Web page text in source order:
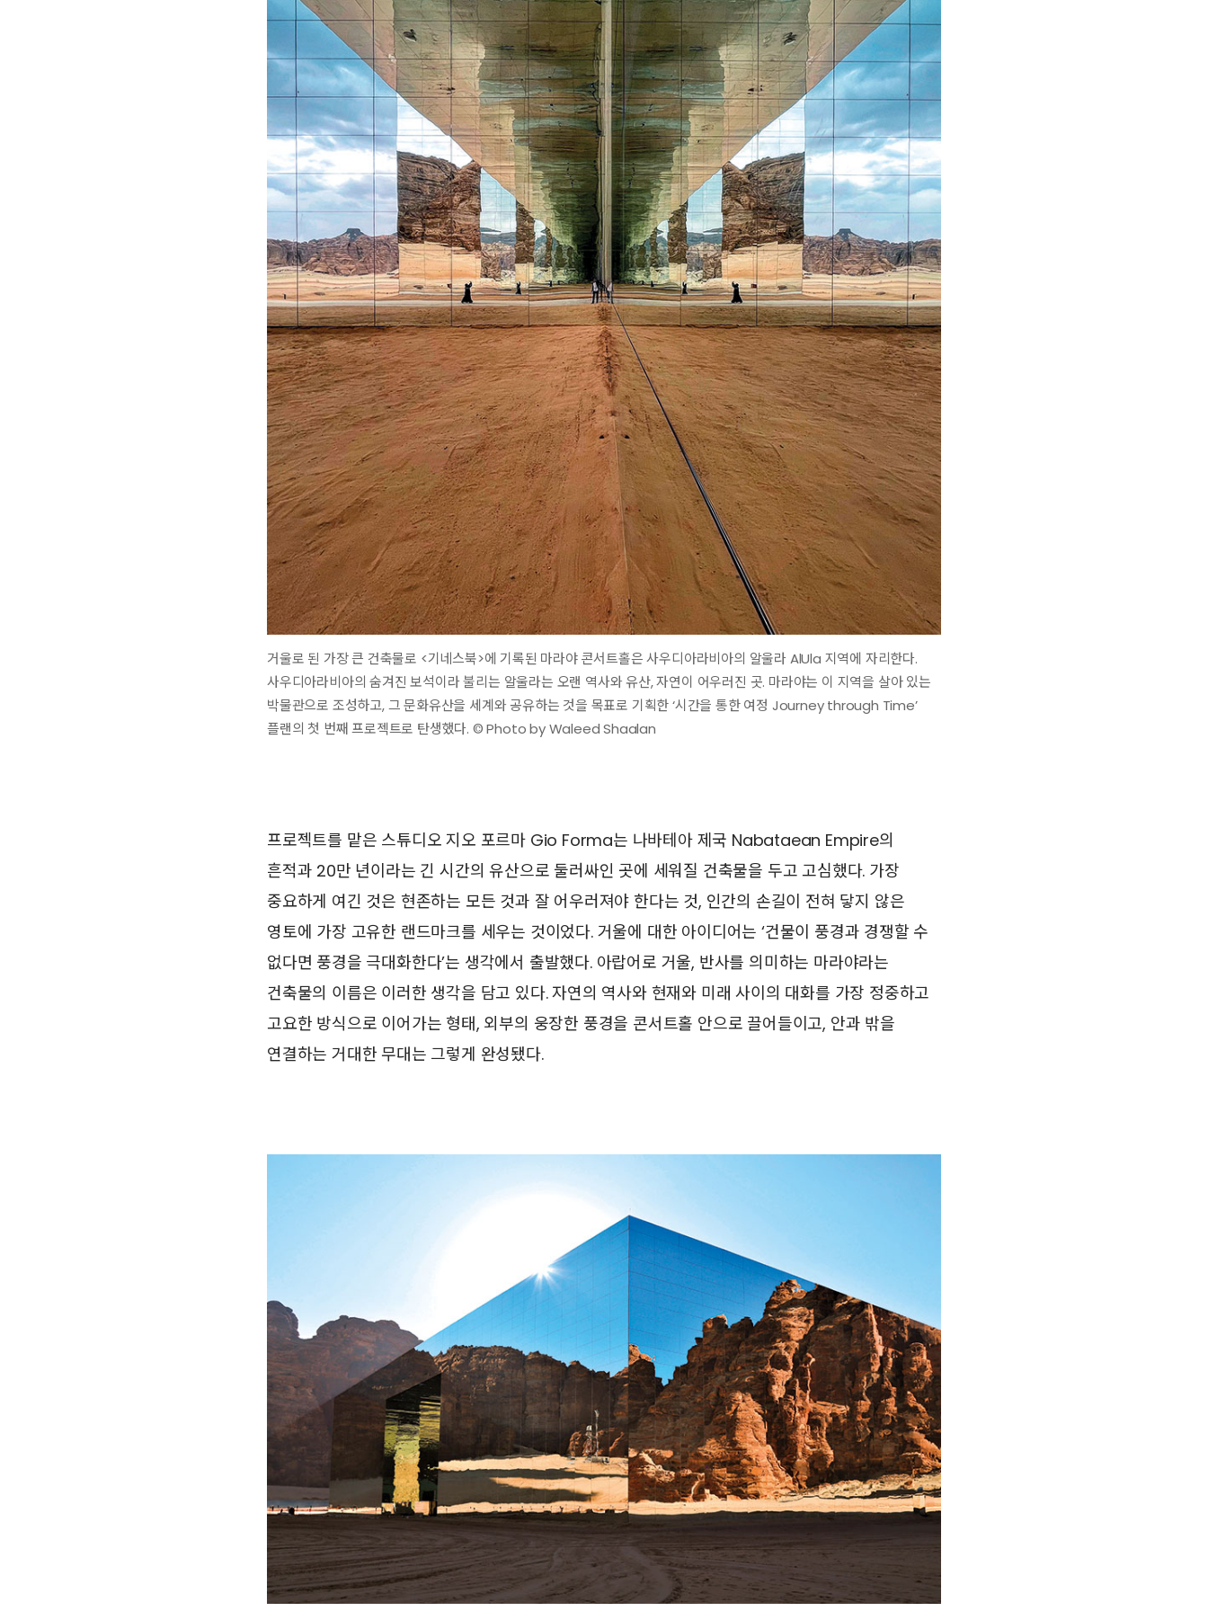
거울로 된 가장 큰 건축물로 <기네스북>에 기록된 마라야 콘서트홀은 사우디아라비아의 알울라 AlUla 지역에 자리한다.
사우디아라비아의 숨겨진 보석이라 불리는 알울라는 오랜 역사와 유산, 자연이 어우러진 곳. 마라야는 이 지역을 살아 있는
박물관으로 조성하고, 그 문화유산을 세계와 공유하는 것을 목표로 기획한 ‘시간을 통한 여정 Journey through Time’
플랜의 첫 번째 프로젝트로 탄생했다. © Photo by Waleed Shaalan
프로젝트를 맡은 스튜디오 지오 포르마 Gio Forma는 나바테아 제국 Nabataean Empire의
흔적과 20만 년이라는 긴 시간의 유산으로 둘러싸인 곳에 세워질 건축물을 두고 고심했다. 가장
중요하게 여긴 것은 현존하는 모든 것과 잘 어우러져야 한다는 것, 인간의 손길이 전혀 닿지 않은
영토에 가장 고유한 랜드마크를 세우는 것이었다. 거울에 대한 아이디어는 ‘건물이 풍경과 경쟁할 수
없다면 풍경을 극대화한다’는 생각에서 출발했다. 아랍어로 거울, 반사를 의미하는 마라야라는
건축물의 이름은 이러한 생각을 담고 있다. 자연의 역사와 현재와 미래 사이의 대화를 가장 정중하고
고요한 방식으로 이어가는 형태, 외부의 웅장한 풍경을 콘서트홀 안으로 끌어들이고, 안과 밖을
연결하는 거대한 무대는 그렇게 완성됐다.